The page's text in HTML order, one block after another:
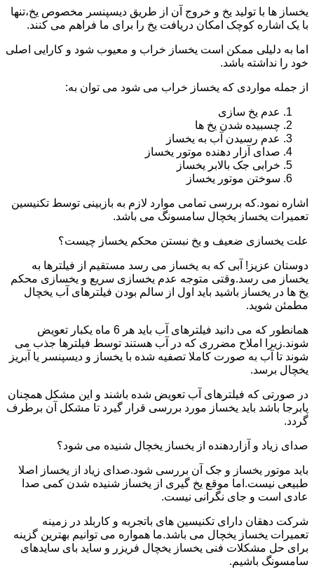
یخساز ها با تولید یخ و خروج آن از طریق دیسپنسر مخصوص یخ،تنها
با یک اشاره کوچک امکان دریافت یخ را برای ما فراهم می کنند.
اما به دلیلی ممکن است یخساز خراب و معیوب شود و کارایی اصلی
خود را نداشته باشد.
از جمله مواردی که یخساز خراب می شود می توان به:
عدم یخ سازی
چسبیده شدن یخ ها
عدم رسیدن آب به یخساز
صدای آزار دهنده موتور یخساز
خرابی جک بالابر یخساز
سوختن موتور یخساز
اشاره نمود.که بررسی تمامی موارد لازم به بازبینی توسط تکنیسین
تعمیرات یخساز یخچال سامسونگ می باشد.
علت یخسازی ضعیف و یخ نبستن محکم یخساز چیست؟
دوستان عزیز! آبی که به یخساز می رسد مستقیم از فیلترها به
یخساز می رسد.وقتی متوجه عدم یخسازی سریع و یخسازی محکم
یخ ها در یخساز باشید باید اول از سالم بودن فیلترهای آب یخچال
مطمئن شوید.
همانطور که می دانید فیلترهای آب باید هر 6 ماه یکبار تعویض
شوند.زیرا املاح مضرری که در آب هستند توسط فیلترها جذب می
شوند تا آب به صورت کاملا تصفیه شده با یخساز و دیسپنسر یا آبریز
یخچال برسد.
در صورتی که فیلترهای آب تعویض شده باشند و این مشکل همچنان
پابرجا باشد باید یخساز مورد بررسی قرار گیرد تا مشکل آن برطرف
گردد.
صدای زیاد و آزاردهنده از یخساز یخچال شنیده می شود؟
باید موتور یخساز و جک آن بررسی شود.صدای زیاد از یخساز اصلا
طبیعی نیست.اما موقع یخ گیری از یخساز شنیده شدن کمی صدا
عادی است و جای نگرانی نیست.
شرکت دهقان دارای تکنیسین های باتجربه و کاربلد در زمینه
تعمیرات یخساز یخچال می باشد.ما همواره می توانیم بهترین گزینه
برای حل مشکلات فنی یخساز یخچال فریزر و ساید بای سایدهای
سامسونگ باشیم.